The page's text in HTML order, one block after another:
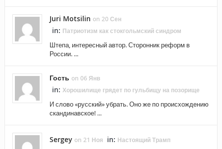
Juri Motsilin on 20 Сен
in: Патриотизм как стокгольмский синдром
Штепа, интересный автор. Сторонник реформ в
России. ...
Гость on 06 Янв
in: Хорошилище грядет по гульбищу на позорище
И слово «русский» убрать. Оно же по происхождению
скандинавское! ...
Sergey on 21 Ноя in: Настоящий Трамп